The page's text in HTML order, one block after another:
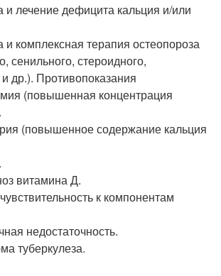
и лечение дефицита кальция и/или
комплексная терапия остеопороза
сенильного, стероидного,
др.). Противопоказания
(повышенная концентрация
(повышенное содержание кальция
витамина Д.
к компонентам
недостаточность.
туберкулеза.